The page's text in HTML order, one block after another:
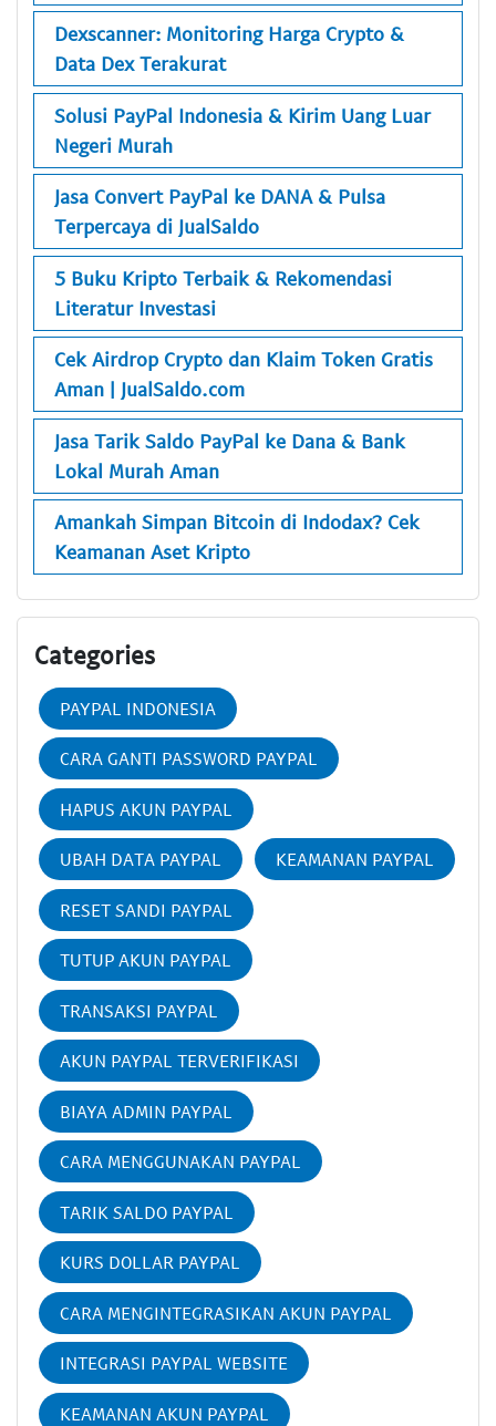
Dexscanner: Monitoring Harga Crypto &
Data Dex Terakurat
Solusi PayPal Indonesia & Kirim Uang Luar
Negeri Murah
Jasa Convert PayPal ke DANA & Pulsa
Terpercaya di JualSaldo
5 Buku Kripto Terbaik & Rekomendasi
Literatur Investasi
Cek Airdrop Crypto dan Klaim Token Gratis
Aman | JualSaldo.com
Jasa Tarik Saldo PayPal ke Dana & Bank
Lokal Murah Aman
Amankah Simpan Bitcoin di Indodax? Cek
Keamanan Aset Kripto
Categories
PAYPAL INDONESIA
CARA GANTI PASSWORD PAYPAL
HAPUS AKUN PAYPAL
UBAH DATA PAYPAL KEAMANAN PAYPAL
RESET SANDI PAYPAL
TUTUP AKUN PAYPAL
TRANSAKSI PAYPAL
AKUN PAYPAL TERVERIFIKASI
BIAYA ADMIN PAYPAL
CARA MENGGUNAKAN PAYPAL
TARIK SALDO PAYPAL
KURS DOLLAR PAYPAL
CARA MENGINTEGRASIKAN AKUN PAYPAL
INTEGRASI PAYPAL WEBSITE
KEAMANAN AKUN PAYPAL